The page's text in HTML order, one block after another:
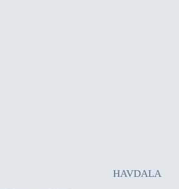
HAVDALA